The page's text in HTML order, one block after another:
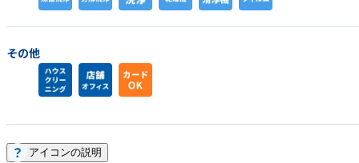
その他
アイコンの説明